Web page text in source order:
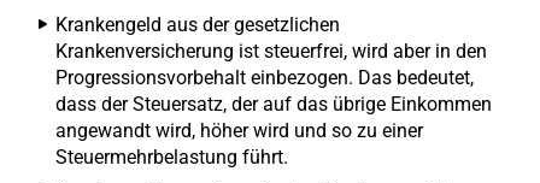
Krankengeld aus der gesetzlichen
Krankenversicherung ist steuerfrei, wird aber in den
Progressionsvorbehalt einbezogen. Das bedeutet,
dass der Steuersatz, der auf das übrige Einkommen
angewandt wird, höher wird und so zu einer
Steuermehrbelastung führt.